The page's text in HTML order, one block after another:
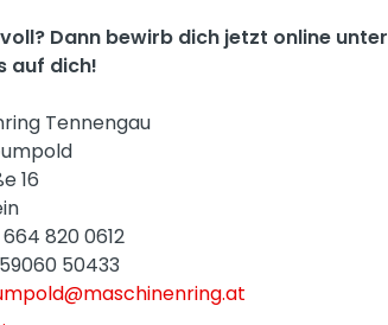
Dann bewirb dich jetzt online unter
auf dich!
Tennengau
16
820 0612
50433